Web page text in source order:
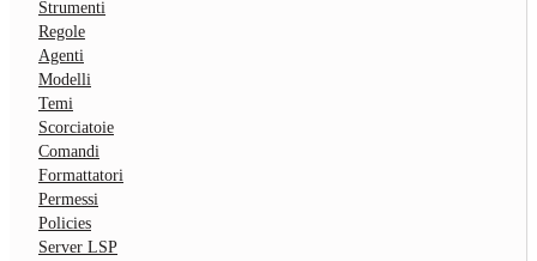
Strumenti
Regole
Agenti
Modelli
Temi
Scorciatoie
Comandi
Formattatori
Permessi
Policies
Server LSP